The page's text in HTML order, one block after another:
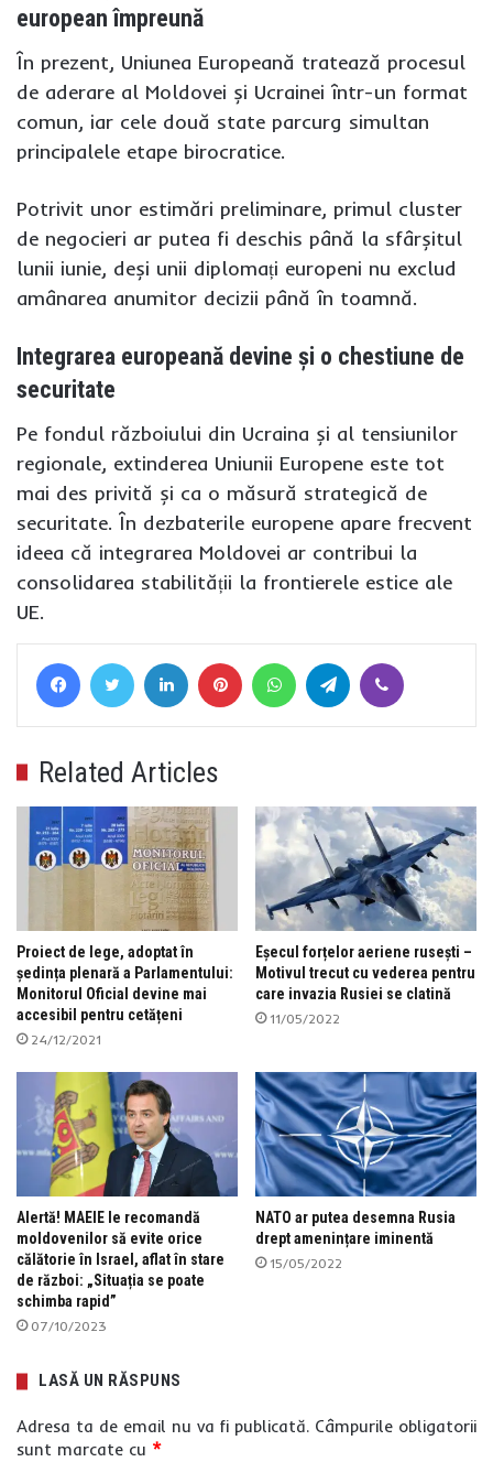
european împreună
În prezent, Uniunea Europeană tratează procesul
de aderare al Moldovei și Ucrainei într-un format
comun, iar cele două state parcurg simultan
principalele etape birocratice.
Potrivit unor estimări preliminare, primul cluster
de negocieri ar putea fi deschis până la sfârșitul
lunii iunie, deși unii diplomați europeni nu exclud
amânarea anumitor decizii până în toamnă.
Integrarea europeană devine și o chestiune de
securitate
Pe fondul războiului din Ucraina și al tensiunilor
regionale, extinderea Uniunii Europene este tot
mai des privită și ca o măsură strategică de
securitate. În dezbaterile europene apare frecvent
ideea că integrarea Moldovei ar contribui la
consolidarea stabilității la frontierele estice ale
UE.
FacebookTwitter LinkedIn Pinterest WhatsAppTelegram
Related Articles
Proiect de lege, adoptat în
ședința plenară a Parlamentului:
Monitorul Oficial devine mai
accesibil pentru cetățeni
24/12/2021
Eșecul forțelor aeriene rusești –
Motivul trecut cu vederea pentru
care invazia Rusiei se clatină
11/05/2022
Alertă! MAEIE le recomandă
moldovenilor să evite orice
călătorie în Israel, aflat în stare
de război: „Situația se poate
schimba rapid”
07/10/2023
NATO ar putea desemna Rusia
drept amenințare iminentă
15/05/2022
LASĂ UN RĂSPUNS
Adresa ta de email nu va fi publicată. Câmpurile obligatorii
sunt marcate cu *